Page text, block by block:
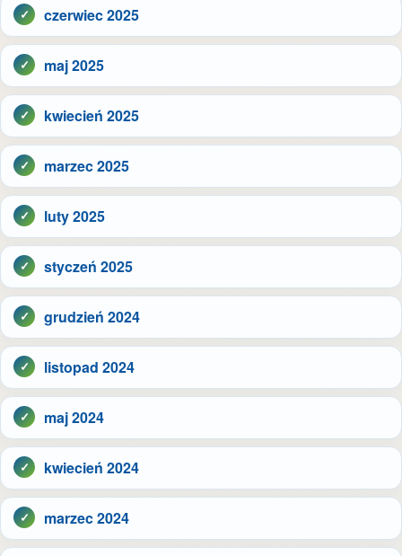
czerwiec 2025
maj 2025
kwiecień 2025
marzec 2025
luty 2025
styczeń 2025
grudzień 2024
listopad 2024
maj 2024
kwiecień 2024
marzec 2024